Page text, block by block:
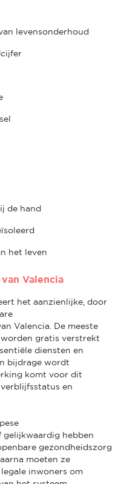
levensonderhoud
de hand
het leven
Valencia
het aanzienlijke, door
Valencia. De meeste
gratis verstrekt
diensten en
bijdrage wordt
komt voor dit
en
gelijkwaardig hebben
gezondheidszorg
moeten ze
inwoners om